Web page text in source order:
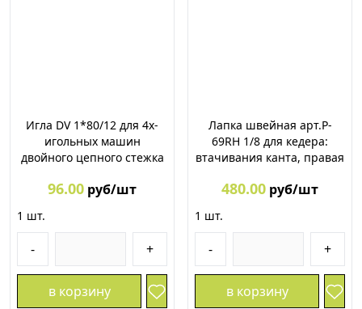
Игла DV 1*80/12 для 4х-
игольных машин
двойного цепного стежка
96.00 руб/шт
1 шт.
- +
в корзину
Лапка швейная арт.P-
69RH 1/8 для кедера:
втачивания канта, правая
480.00 руб/шт
1 шт.
- +
в корзину